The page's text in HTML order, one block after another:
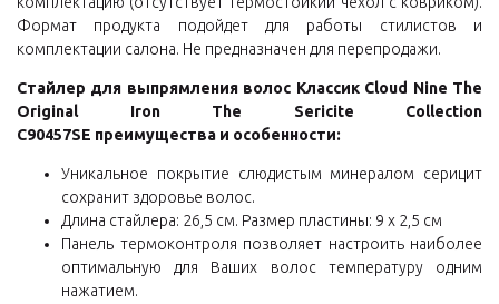
Формат продукта подойдет для работы стилистов и
комплектации салона. Не предназначен для перепродажи.
Стайлер для выпрямления волос Классик Cloud Nine The
Original Iron The Sericite Collection
C90457SE преимущества и особенности:
Уникальное покрытие слюдистым минералом серицит
сохранит здоровье волос.
Длина стайлера: 26,5 см. Размер пластины: 9 x 2,5 см
Панель термоконтроля позволяет настроить наиболее
оптимальную для Ваших волос температуру одним
нажатием.